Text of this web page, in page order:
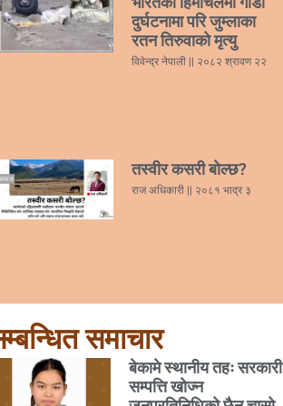
दुर्घटनामा परि जुम्लाका
रतन तिरुवाको मृत्यु
विवेन्द्र नेपाली २०८२ श्रावण २२
तस्वीर कसरी बोल्छ?
राज अधिकारी २०८१ भाद्र ३
समाचार
बेकामे स्थानीय तहः सरकारी
सम्पत्ति खोज्न